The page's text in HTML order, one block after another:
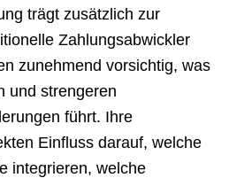
trägt zusätzlich zur
Zahlungsabwickler
zunehmend vorsichtig, was
und strengeren
führt. Ihre
Einfluss darauf, welche
integrieren, welche